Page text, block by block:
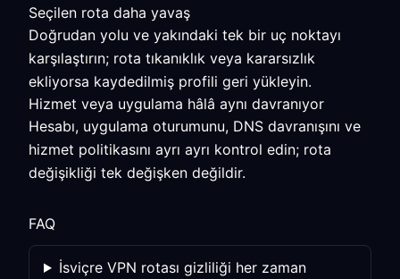
Seçilen rota daha yavaş
Doğrudan yolu ve yakındaki tek bir uç noktayı
karşılaştırın; rota tıkanıklık veya kararsızlık
ekliyorsa kaydedilmiş profili geri yükleyin.
Hizmet veya uygulama hâlâ aynı davranıyor
Hesabı, uygulama oturumunu, DNS davranışını ve
hizmet politikasını ayrı ayrı kontrol edin; rota
değişikliği tek değişken değildir.
FAQ
İsviçre VPN rotası gizliliği her zaman